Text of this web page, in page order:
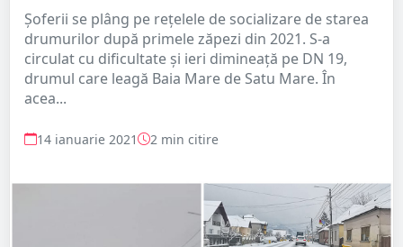
Șoferii se plâng pe rețelele de socializare de starea
drumurilor după primele zăpezi din 2021. S-a
circulat cu dificultate și ieri dimineață pe DN 19,
drumul care leagă Baia Mare de Satu Mare. În
acea...
14 ianuarie 2021 2 min citire